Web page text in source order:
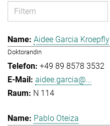
Aidee Garcia Kroepfly
Doktorandin
+49 89 8578 3532
aidee.garcia@...
N 114
Pablo Oteiza